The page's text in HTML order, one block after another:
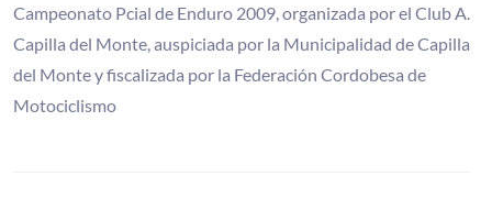
Campeonato Pcial de Enduro 2009, organizada por el Club A.
Capilla del Monte, auspiciada por la Municipalidad de Capilla
del Monte y fiscalizada por la Federación Cordobesa de
Motociclismo